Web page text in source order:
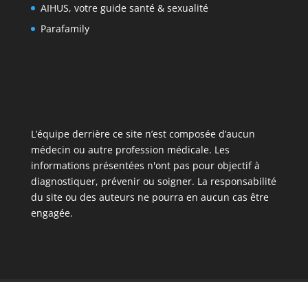
AIHUS, votre guide santé & sexualité
Parafamily
L’équipe derrière ce site n’est composée d’aucun
médecin ou autre profession médicale. Les
informations présentées n'ont pas pour objectif à
diagnostiquer, prévenir ou soigner. La responsabilité
du site ou des auteurs ne pourra en aucun cas être
engagée.